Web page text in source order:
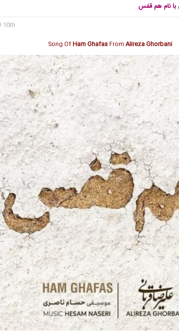
با نام هم قفس
10th اکتبر 2024
Song OfHam GhafasFrom Alireza Ghorbani